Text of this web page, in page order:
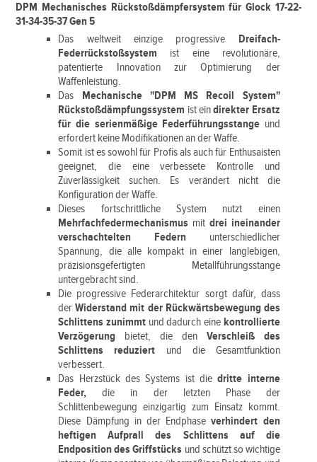
DPM Mechanisches Rückstoßdämpfersystem für Glock 17-22-
31-34-35-37 Gen 5
Das weltweit einzige progressive Dreifach-
Federrückstoßsystem ist eine revolutionäre,
patentierte Innovation zur Optimierung der
Waffenleistung.
Das Mechanische "DPM MS Recoil System"
Rückstoßdämpfungssystem ist eindirekter Ersatz
für die serienmäßige Federführungsstange und
erfordert keine Modifikationen an der Waffe.
Somit ist es sowohl für Profis als auch für Enthusaisten
geeignet, die eine verbessete Kontrolle und
Zuverlässigkeit suchen. Es verändert nicht die
Konfiguration der Waffe.
Dieses fortschrittliche System nutzt einen
Mehrfachfedermechanismus mit drei ineinander
verschachtelten Federn unterschiedlicher
Spannung, die alle kompakt in einer langlebigen,
präzisionsgefertigten Metallführungsstange
untergebracht sind.
Die progressive Federarchitektur sorgt dafür, dass
derWiderstand mit der Rückwärtsbewegung des
Schlittens zunimmt und dadurch eine kontrollierte
Verzögerung bietet, die den Verschleiß des
Schlittens reduziert und die Gesamtfunktion
verbessert.
Das Herzstück des Systems ist diedritte interne
Feder, die in der letzten Phase der
Schlittenbewegung einzigartig zum Einsatz kommt.
Diese Dämpfung in der Endphaseverhindert den
heftigen Aufprall des Schlittens auf die
Endposition des Griffstücks und schützt so wichtige